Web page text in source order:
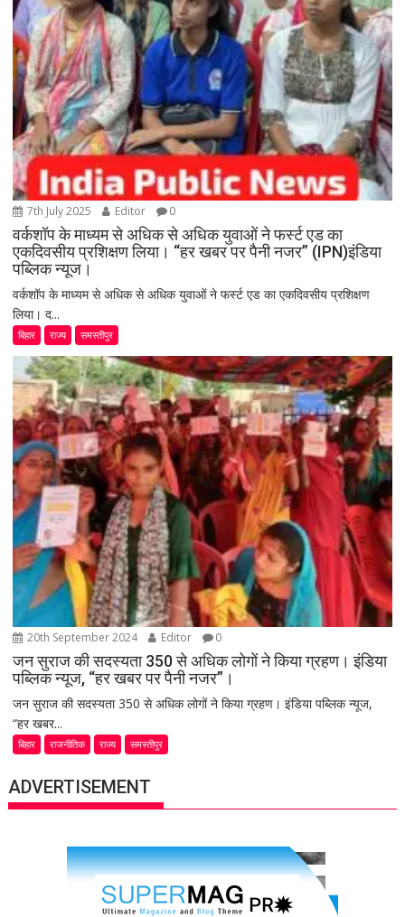
7th July 2025 Editor 0
वर्कशॉप के माध्यम से अधिक से अधिक युवाओं ने फर्स्ट एड का
एकदिवसीय प्रशिक्षण लिया। “हर खबर पर पैनी नजर” (IPN)इंडिया
पब्लिक न्यूज।
वर्कशॉप के माध्यम से अधिक से अधिक युवाओं ने फर्स्ट एड का एकदिवसीय प्रशिक्षण
लिया। द...
बिहार राज्य समस्तीपुर
20th September 2024 Editor 0
जन सुराज की सदस्यता 350 से अधिक लोगों ने किया ग्रहण। इंडिया
पब्लिक न्यूज, “हर खबर पर पैनी नजर”।
जन सुराज की सदस्यता 350 से अधिक लोगों ने किया ग्रहण। इंडिया पब्लिक न्यूज,
“हर खबर...
बिहार राजनीतिक राज्य समस्तीपुर
ADVERTISEMENT